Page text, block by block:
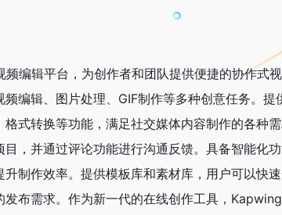
编辑平台，为创作者和团队提供便捷的协作式
编辑、图片处理、GIF制作等多种创意任务。提
式转换等功能，满足社交媒体内容制作的各种
，并通过评论功能进行沟通反馈。具备智能化功
制作效率。提供模板库和素材库，用户可以快
布需求。作为新一代的在线创作工具，Kapwing